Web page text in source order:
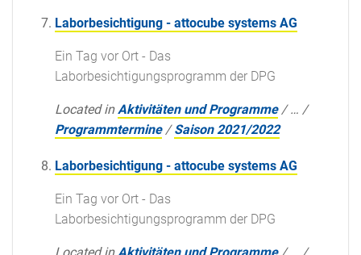
Laborbesichtigung - attocube systems AG
Ein Tag vor Ort - Das
Laborbesichtigungsprogramm der DPG
Located in Aktivitäten und Programme /… /
Programmtermine /Saison 2021/2022
Laborbesichtigung - attocube systems AG
Ein Tag vor Ort - Das
Laborbesichtigungsprogramm der DPG